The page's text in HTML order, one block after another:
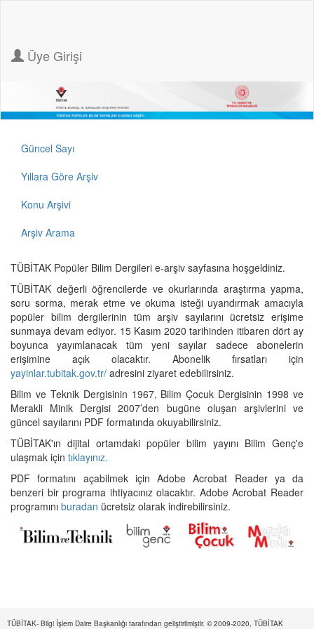
Üye Girişi
Güncel Sayı
Yıllara Göre Arşiv
Konu Arşivi
Arşiv Arama
TÜBİTAK Popüler Bilim Dergileri e-arşiv sayfasına hoşgeldiniz.
TÜBİTAK değerli öğrencilerde ve okurlarında araştırma yapma,
soru sorma, merak etme ve okuma isteği uyandırmak amacıyla
popüler bilim dergilerinin tüm arşiv sayılarını ücretsiz erişime
sunmaya devam ediyor. 15 Kasım 2020 tarihinden itibaren dört ay
boyunca yayımlanacak tüm yeni sayılar sadece abonelerin
erişimine açık olacaktır. Abonelik fırsatları için
yayinlar.tubitak.gov.tr/ adresini ziyaret edebilirsiniz.
Bilim ve Teknik Dergisinin 1967, Bilim Çocuk Dergisinin 1998 ve
Merakli Minik Dergisi 2007’den bugüne oluşan arşivlerini ve
güncel sayılarını PDF formatında okuyabilirsiniz.
TÜBİTAK'ın dijital ortamdaki popüler bilim yayını Bilim Genç'e
ulaşmak için tıklayınız.
PDF formatını açabilmek için Adobe Acrobat Reader ya da
benzeri bir programa ihtiyacınız olacaktır. Adobe Acrobat Reader
programını buradan ücretsiz olarak indirebilirsiniz.
TÜBİTAK- Bilgi İşlem Daire Başkanlığı tarafından geliştirilmiştir. © 2009-2020, TÜBİTAK